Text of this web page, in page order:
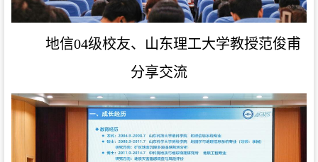
地信04级校友、山东理工大学教授范俊甫
分享交流